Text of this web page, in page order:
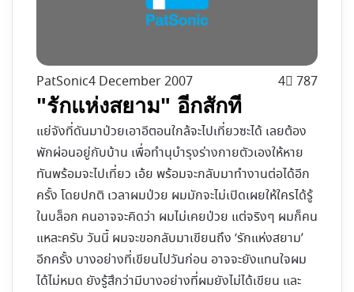
PatSonic4 December 2007 4 787
"รักแห่งสยาม" อีกสักที
แย่จังที่ดันมาป่วยเอาอีตอนใกล้จะไปเที่ยวซะได้ เลยต้อง
พักผ่อนอยู่กับบ้าน เพื่อทำนุบำรุงร่างกายตัวเองให้หาย
ทันพร้อมจะไปเที่ยว เอ้ย พร้อมจะกลับมาทำงานต่อได้อีก
ครั้ง โดยปกติ เวลาผมป่วย ผมมักจะไม่เปิดเผยให้ใครได้รู้
ในบล็อก คนอาจจะคิดว่า ผมไม่เคยป่วย แต่จริงๆ ผมก็คน
แหละครับ วันนี้ ผมจะขอกลับมาเขียนถึง ‘รักแห่งสยาม’
อีกครั้ง บางอย่างที่เขียนไปวันก่อน อาจจะยังแทนใจผม
ได้ไม่หมด ยังรู้สึกว่ามีบางอย่างที่ผมยังไม่ได้เขียน และ